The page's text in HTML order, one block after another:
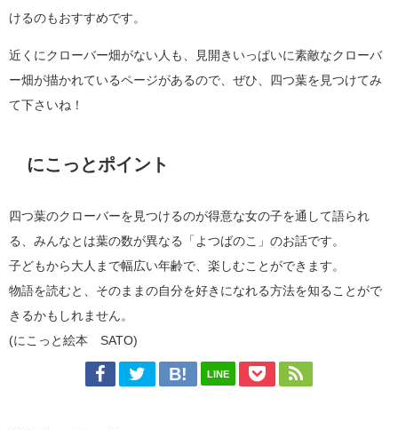
けるのもおすすめです。
近くにクローバー畑がない人も、見開きいっぱいに素敵なクローバ
ー畑が描かれているページがあるので、ぜひ、四つ葉を見つけてみ
て下さいね！
にこっとポイント
四つ葉のクローバーを見つけるのが得意な女の子を通して語られ
る、みんなとは葉の数が異なる「よつばのこ」のお話です。
子どもから大人まで幅広い年齢で、楽しむことができます。
物語を読むと、そのままの自分を好きになれる方法を知ることがで
きるかもしれません。
(にこっと絵本 SATO)
LINE